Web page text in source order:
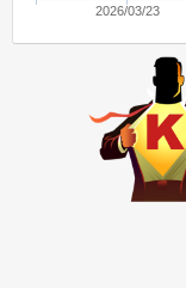
2026/03/23